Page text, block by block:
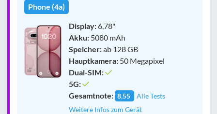
Phone (4a)
Display:6,78"
Akku: 5080 mAh
Speicher:ab 128 GB
Hauptkamera: 50 Megapixel
Dual-SIM:
5G:
Gesamtnote: 8,55
Alle Tests
Weitere Infos zum Gerät